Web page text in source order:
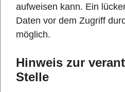
aufweisen kann. Ein
Daten vor dem Zugriff
möglich.
Hinweis zur
Stelle